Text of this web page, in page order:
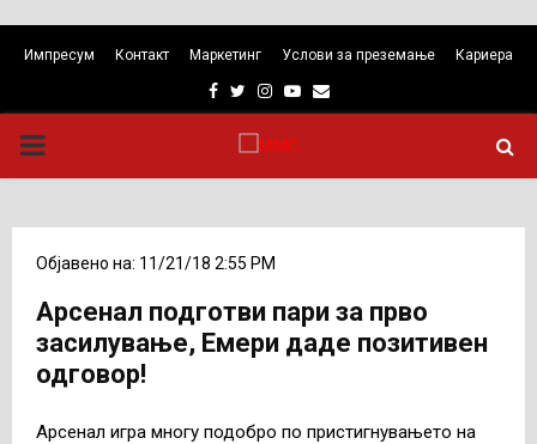
Импресум Контакт Маркетинг Услови за преземање Кариера
Facebook
TwitterInstagram
Youtube
Email
PRIMARY
Објавено на: 11/21/18 2:55 PM
Арсенал подготви пари за прво
засилување, Емери даде позитивен
одговор!
Арсенал игра многу подобро по пристигнувањето на